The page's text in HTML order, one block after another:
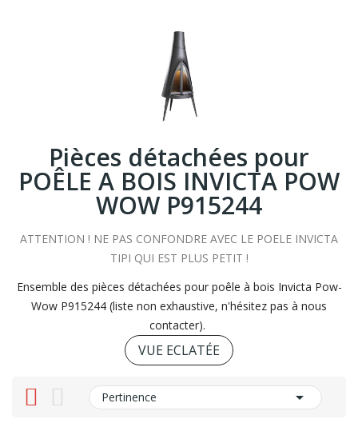
Pièces détachées pour
POÊLE A BOIS INVICTA POW
WOW P915244
ATTENTION ! NE PAS CONFONDRE AVEC LE POELE INVICTA
TIPI QUI EST PLUS PETIT !
Ensemble des pièces détachées pour poêle à bois Invicta Pow-
Wow P915244 (liste non exhaustive, n'hésitez pas à nous
contacter).
VUE ECLATÉE
Pertinence 